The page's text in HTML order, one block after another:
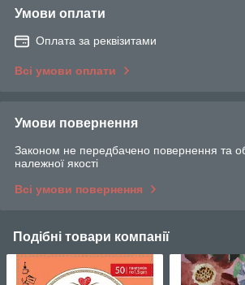
Умови оплати
Оплата за реквізитами
Всі умови оплати
Умови повернення
Законом не передбачено повернення та
належної якості
Всі умови повернення
Подібні товари компанії